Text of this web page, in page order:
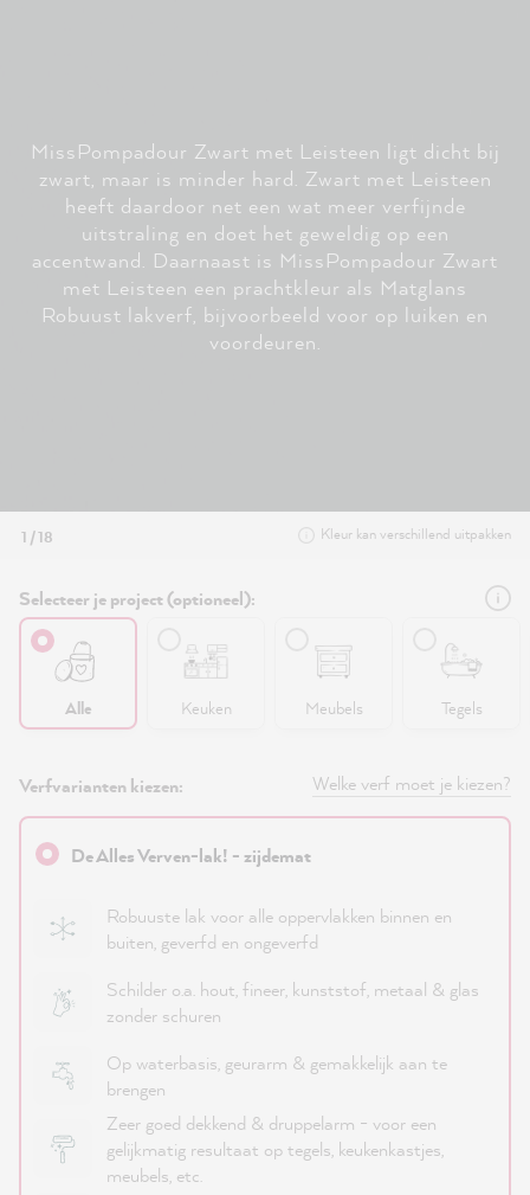
MissPompadour Zwart met Leisteen ligt dicht bij
zwart, maar is minder hard. Zwart met Leisteen
heeft daardoor net een wat meer verfijnde
uitstraling en doet het geweldig op een
accentwand. Daarnaast is MissPompadour Zwart
met Leisteen een prachtkleur als Matglans
Robuust lakverf, bijvoorbeeld voor op luiken en
voordeuren.
1 / 18 Kleur kan verschillend uitpakken
Selecteer je project (optioneel):
Alle Keuken Meubels Tegels
Verfvarianten kiezen: Welke verf moet je kiezen?
De Alles Verven-lak! - zijdemat
Robuuste lak voor alle oppervlakken binnen en
buiten, geverfd en ongeverfd
Schilder o.a. hout, fineer, kunststof, metaal & glas
zonder schuren
Op waterbasis, geurarm & gemakkelijk aan te
brengen
Zeer goed dekkend & druppelarm - voor een
gelijkmatig resultaat op tegels, keukenkastjes,
meubels, etc.